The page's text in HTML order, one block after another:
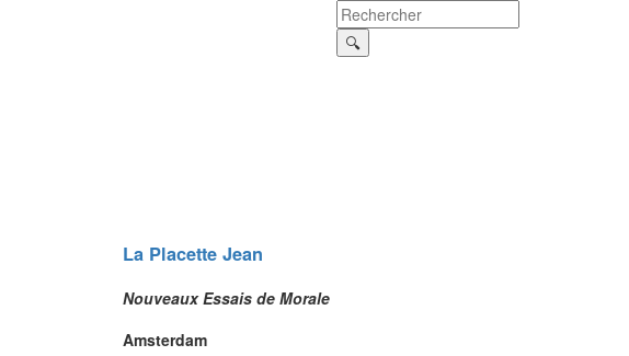
La Placette Jean
Nouveaux Essais de Morale
Amsterdam